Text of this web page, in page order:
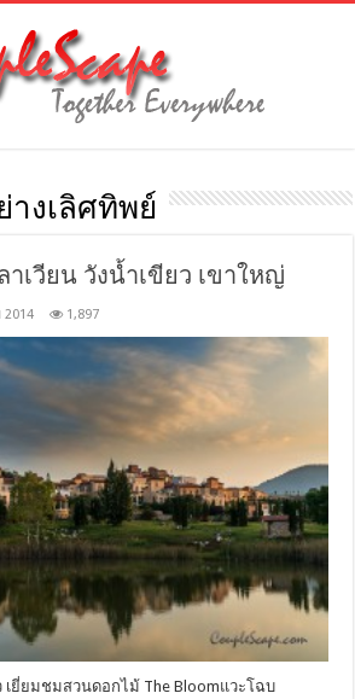
างเลิศทิพย์
าเวียน วังน้ำเขียว เขาใหญ่
2014 1,897
เยี่ยมชมสวนดอกไม้ The Bloomแวะโฉบ